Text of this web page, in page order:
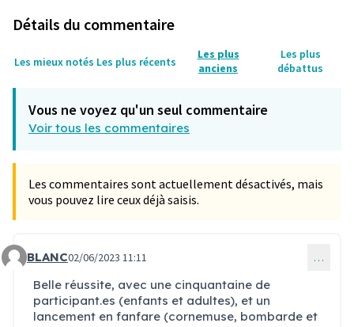
Détails du commentaire
Les mieux notés Les plus récents
Les plus
anciens
Les plus
débattus
Vous ne voyez qu'un seul commentaire
Voir tous les commentaires
Les commentaires sont actuellement désactivés, mais
vous pouvez lire ceux déjà saisis.
Commentaire 159
BLANC02/06/2023 11:11 …
Belle réussite, avec une cinquantaine de
participant.es (enfants et adultes), et un
lancement en fanfare (cornemuse, bombarde et